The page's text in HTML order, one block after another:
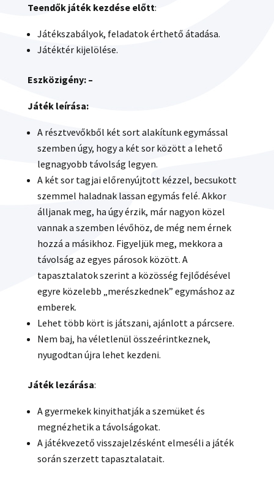
Teendők játék kezdése előtt:
Játékszabályok, feladatok érthető átadása.
Játéktér kijelölése.
Eszközigény: –
Játék leírása:
A résztvevőkből két sort alakítunk egymással
szemben úgy, hogy a két sor között a lehető
legnagyobb távolság legyen.
A két sor tagjai előrenyújtott kézzel, becsukott
szemmel haladnak lassan egymás felé. Akkor
álljanak meg, ha úgy érzik, már nagyon közel
vannak a szemben lévőhöz, de még nem érnek
hozzá a másikhoz. Figyeljük meg, mekkora a
távolság az egyes párosok között. A
tapasztalatok szerint a közösség fejlődésével
egyre közelebb „merészkednek” egymáshoz az
emberek.
Lehet több kört is játszani, ajánlott a párcsere.
Nem baj, ha véletlenül összeérintkeznek,
nyugodtan újra lehet kezdeni.
Játék lezárása:
A gyermekek kinyithatják a szemüket és
megnézhetik a távolságokat.
A játékvezető visszajelzésként elmeséli a játék
során szerzett tapasztalatait.